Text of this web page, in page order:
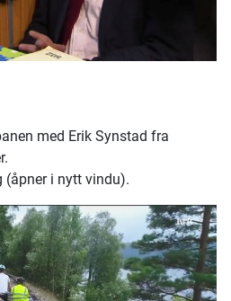
med Erik Synstad fra
(åpner i nytt vindu).